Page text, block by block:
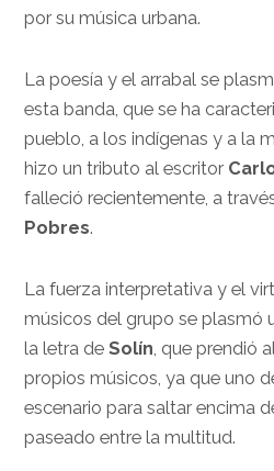
por su música urbana.
La poesía y el arrabal se
esta banda, que se ha
pueblo, a los indígenas y a la
hizo un tributo al escritor
falleció recientemente, a
Pobres.
La fuerza interpretativa y el
músicos del grupo se plasmó
la letra deSolín, que prendió
propios músicos, ya que uno
escenario para saltar encima
paseado entre la multitud.